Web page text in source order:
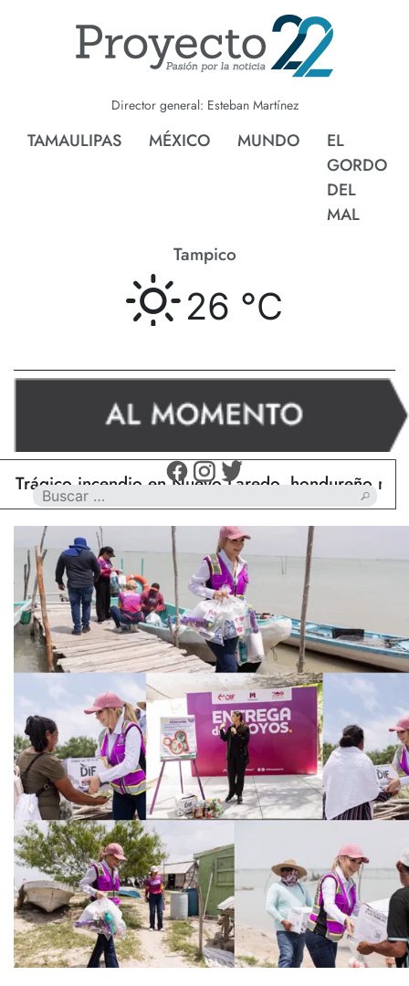
Director general: Esteban Martínez
TAMAULIPAS MÉXICO MUNDO
EL
GORDO
DEL
MAL
Tampico
26 °C
incendio en Nuevo Laredo, hondureño muere